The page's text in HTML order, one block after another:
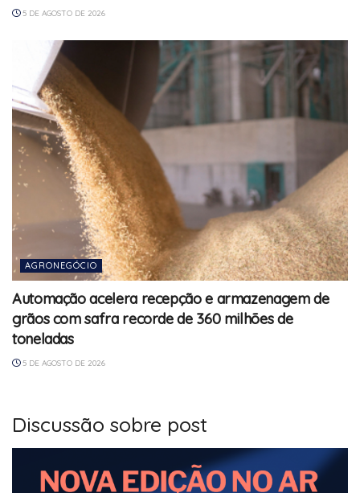
5 DE AGOSTO DE 2026
AGRONEGÓCIO
Automação acelera recepção e armazenagem de
grãos com safra recorde de 360 milhões de
toneladas
5 DE AGOSTO DE 2026
Discussão sobre post